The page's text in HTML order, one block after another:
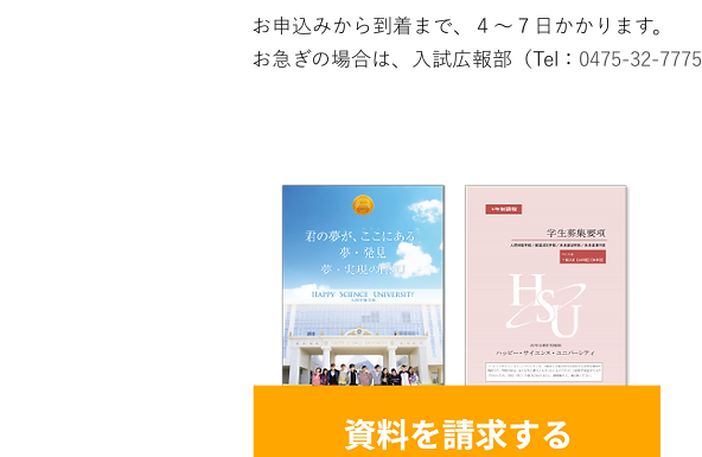
お申込みから到着まで、４～７日かかります。
​お急ぎの場合は、入試広報部（Tel： 0475-32-77​75